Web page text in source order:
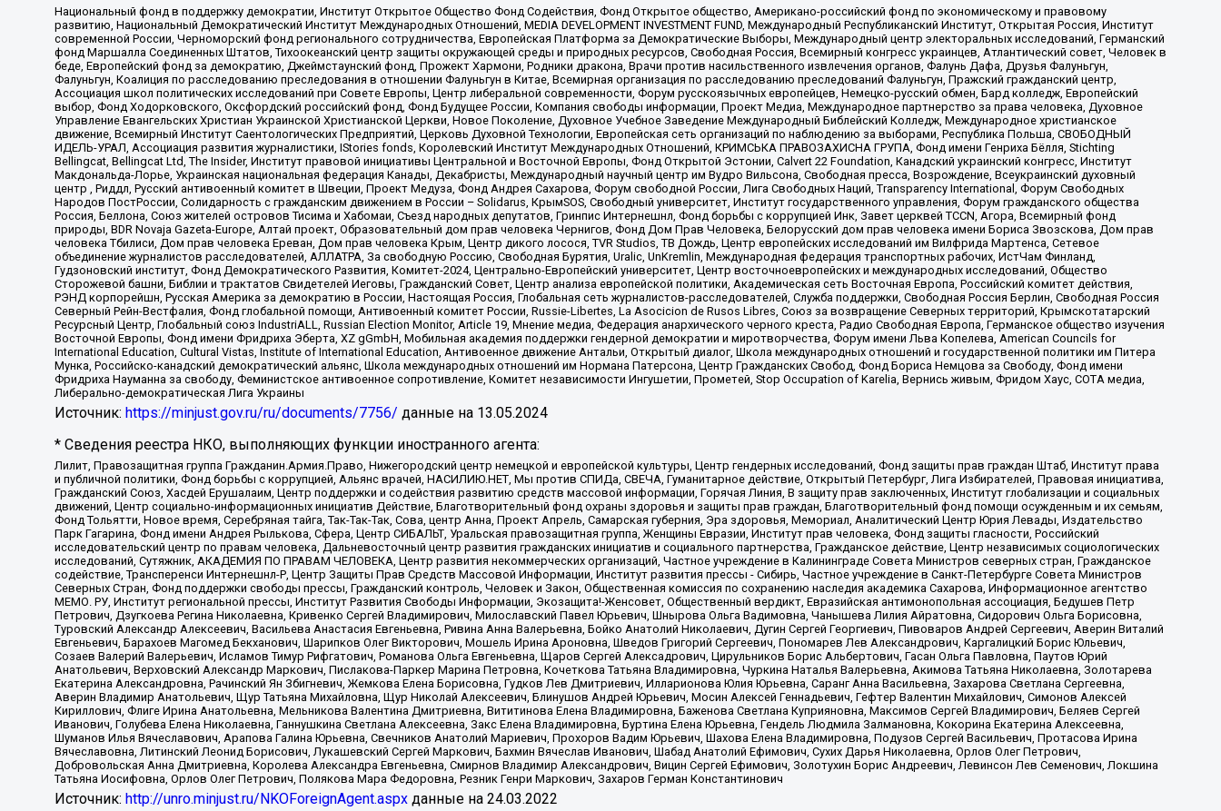
Национальный фонд в поддержку демократии, Институт Открытое Общество Фонд Содействия, Фонд Открытое общество, Американо-российский фонд по экономическому и правовому
развитию, Национальный Демократический Институт Международных Отношений, MEDIA DEVELOPMENT INVESTMENT FUND, Международный Республиканский Институт, Открытая Россия, Институт
современной России, Черноморский фонд регионального сотрудничества, Европейская Платформа за Демократические Выборы, Международный центр электоральных исследований, Германский
фонд Маршалла Соединенных Штатов, Тихоокеанский центр защиты окружающей среды и природных ресурсов, Свободная Россия, Всемирный конгресс украинцев, Атлантический совет, Человек в
беде, Европейский фонд за демократию, Джеймстаунский фонд, Прожект Хармони, Родники дракона, Врачи против насильственного извлечения органов, Фалунь Дафа, Друзья Фалуньгун,
Фалуньгун, Коалиция по расследованию преследования в отношении Фалуньгун в Китае, Всемирная организация по расследованию преследований Фалуньгун, Пражский гражданский центр,
Ассоциация школ политических исследований при Совете Европы, Центр либеральной современности, Форум русскоязычных европейцев, Немецко-русский обмен, Бард колледж, Европейский
выбор, Фонд Ходорковского, Оксфордский российский фонд, Фонд Будущее России, Компания свободы информации, Проект Медиа, Международное партнерство за права человека, Духовное
Управление Евангельских Христиан Украинской Христианской Церкви, Новое Поколение, Духовное Учебное Заведение Международный Библейский Колледж, Международное христианское
движение, Всемирный Институт Саентологических Предприятий, Церковь Духовной Технологии, Европейская сеть организаций по наблюдению за выборами, Республика Польша, СВОБОДНЫЙ
ИДЕЛЬ-УРАЛ, Ассоциация развития журналистики, IStories fonds, Королевский Институт Международных Отношений, КРИМСЬКА ПРАВОЗАХИСНА ГРУПА, Фонд имени Генриха Бёлля, Stichting
Bellingcat, Bellingcat Ltd, The Insider, Институт правовой инициативы Центральной и Восточной Европы, Фонд Открытой Эстонии, Calvert 22 Foundation, Канадский украинский конгресс, Институт
Макдональда-Лорье, Украинская национальная федерация Канады, Декабристы, Международный научный центр им Вудро Вильсона, Свободная пресса, Возрождение, Всеукраинский духовный
центр , Риддл, Русский антивоенный комитет в Швеции, Проект Медуза, Фонд Андрея Сахарова, Форум свободной России, Лига Свободных Наций, Transparеncy International, Форум Свободных
Народов ПостРоссии, Солидарность с гражданским движением в России – Solidarus, КрымSOS, Свободный университет, Институт государственного управления, Форум гражданского общества
Россия, Беллона, Союз жителей островов Тисима и Хабомаи, Съезд народных депутатов, Гринпис Интернешнл, Фонд борьбы с коррупцией Инк, Завет церквей TCCN, Агора, Всемирный фонд
природы, BDR Novaja Gazeta-Europe, Алтай проект, Образовательный дом прав человека Чернигов, Фонд Дом Прав Человека, Белорусский дом прав человека имени Бориса Звозскова, Дом прав
человека Тбилиси, Дом прав человека Ереван, Дом прав человека Крым, Центр дикого лосося, TVR Studios, ТВ Дождь, Центр европейских исследований им Вилфрида Мартенса, Сетевое
объединение журналистов расследователей, АЛЛАТРА, За свободную Россию, Свободная Бурятия, Uralic, UnKremlin, Международная федерация транспортных рабочих, ИстЧам Финланд,
Гудзоновский институт, Фонд Демократического Развития, Комитет-2024, Центрально-Европейский университет, Центр восточноевропейских и международных исследований, Общество
Сторожевой башни, Библии и трактатов Свидетелей Иеговы, Гражданский Совет, Центр анализа европейской политики, Академическая сеть Восточная Европа, Российский комитет действия,
РЭНД корпорейшн, Русская Америка за демократию в России, Настоящая Россия, Глобальная сеть журналистов-расследователей, Служба поддержки, Свободная Россия Берлин, Свободная Россия
Северный Рейн-Вестфалия, Фонд глобальной помощи, Антивоенный комитет России, Russie-Libertes, La Asocicion de Rusos Libres, Союз за возвращение Северных территорий, Крымскотатарский
Ресурсный Центр, Глобальный союз IndustriALL, Russian Election Monitor, Article 19, Мнение медиа, Федерация анархического черного креста, Радио Свободная Европа, Германское общество изучения
Восточной Европы, Фонд имени Фридриха Эберта, XZ gGmbH, Мобильная академия поддержки гендерной демократии и миротворчества, Форум имени Льва Копелева, American Councils for
International Education, Cultural Vistas, Institute of International Education, Антивоенное движение Антальи, Открытый диалог, Школа международных отношений и государственной политики им Питера
Мунка, Российско-канадский демократический альянс, Школа международных отношений им Нормана Патерсона, Центр Гражданских Свобод, Фонд Бориса Немцова за Свободу, Фонд имени
Фридриха Науманна за свободу, Феминистское антивоенное сопротивление, Комитет независимости Ингушетии, Прометей, Stop Occupation of Karelia, Вернись живым, Фридом Хаус, СОТА медиа,
Либерально-демократическая Лига Украины
Источник: https://minjust.gov.ru/ru/documents/7756/ данные на 13.05.2024
* Сведения реестра НКО, выполняющих функции иностранного агента:
Лилит, Правозащитная группа Гражданин.Армия.Право, Нижегородский центр немецкой и европейской культуры, Центр гендерных исследований, Фонд защиты прав граждан Штаб, Институт права
и публичной политики, Фонд борьбы с коррупцией, Альянс врачей, НАСИЛИЮ.НЕТ, Мы против СПИДа, СВЕЧА, Гуманитарное действие, Открытый Петербург, Лига Избирателей, Правовая инициатива,
Гражданский Союз, Хасдей Ерушалаим, Центр поддержки и содействия развитию средств массовой информации, Горячая Линия, В защиту прав заключенных, Институт глобализации и социальных
движений, Центр социально-информационных инициатив Действие, Благотворительный фонд охраны здоровья и защиты прав граждан, Благотворительный фонд помощи осужденным и их семьям,
Фонд Тольятти, Новое время, Серебряная тайга, Так-Так-Так, Сова, центр Анна, Проект Апрель, Самарская губерния, Эра здоровья, Мемориал, Аналитический Центр Юрия Левады, Издательство
Парк Гагарина, Фонд имени Андрея Рылькова, Сфера, Центр СИБАЛЬТ, Уральская правозащитная группа, Женщины Евразии, Институт прав человека, Фонд защиты гласности, Российский
исследовательский центр по правам человека, Дальневосточный центр развития гражданских инициатив и социального партнерства, Гражданское действие, Центр независимых социологических
исследований, Сутяжник, АКАДЕМИЯ ПО ПРАВАМ ЧЕЛОВЕКА, Центр развития некоммерческих организаций, Частное учреждение в Калининграде Совета Министров северных стран, Гражданское
содействие, Трансперенси Интернешнл-Р, Центр Защиты Прав Средств Массовой Информации, Институт развития прессы - Сибирь, Частное учреждение в Санкт-Петербурге Совета Министров
Северных Стран, Фонд поддержки свободы прессы, Гражданский контроль, Человек и Закон, Общественная комиссия по сохранению наследия академика Сахарова, Информационное агентство
МЕМО. РУ, Институт региональной прессы, Институт Развития Свободы Информации, Экозащита!-Женсовет, Общественный вердикт, Евразийская антимонопольная ассоциация, Бедушев Петр
Петрович, Дзугкоева Регина Николаевна, Кривенко Сергей Владимирович, Милославский Павел Юрьевич, Шнырова Ольга Вадимовна, Чанышева Лилия Айратовна, Сидорович Ольга Борисовна,
Туровский Александр Алексеевич, Васильева Анастасия Евгеньевна, Ривина Анна Валерьевна, Бойко Анатолий Николаевич, Дугин Сергей Георгиевич, Пивоваров Андрей Сергеевич, Аверин Виталий
Евгеньевич, Барахоев Магомед Бекханович, Шарипков Олег Викторович, Мошель Ирина Ароновна, Шведов Григорий Сергеевич, Пономарев Лев Александрович, Каргалицкий Борис Юльевич,
Созаев Валерий Валерьевич, Исламов Тимур Рифгатович, Романова Ольга Евгеньевна, Щаров Сергей Алексадрович, Цирульников Борис Альбертович, Гасан Ольга Павловна, Паутов Юрий
Анатольевич, Верховский Александр Маркович, Пислакова-Паркер Марина Петровна, Кочеткова Татьяна Владимировна, Чуркина Наталья Валерьевна, Акимова Татьяна Николаевна, Золотарева
Екатерина Александровна, Рачинский Ян Збигневич, Жемкова Елена Борисовна, Гудков Лев Дмитриевич, Илларионова Юлия Юрьевна, Саранг Анна Васильевна, Захарова Светлана Сергеевна,
Аверин Владимир Анатольевич, Щур Татьяна Михайловна, Щур Николай Алексеевич, Блинушов Андрей Юрьевич, Мосин Алексей Геннадьевич, Гефтер Валентин Михайлович, Симонов Алексей
Кириллович, Флиге Ирина Анатольевна, Мельникова Валентина Дмитриевна, Вититинова Елена Владимировна, Баженова Светлана Куприяновна, Максимов Сергей Владимирович, Беляев Сергей
Иванович, Голубева Елена Николаевна, Ганнушкина Светлана Алексеевна, Закс Елена Владимировна, Буртина Елена Юрьевна, Гендель Людмила Залмановна, Кокорина Екатерина Алексеевна,
Шуманов Илья Вячеславович, Арапова Галина Юрьевна, Свечников Анатолий Мариевич, Прохоров Вадим Юрьевич, Шахова Елена Владимировна, Подузов Сергей Васильевич, Протасова Ирина
Вячеславовна, Литинский Леонид Борисович, Лукашевский Сергей Маркович, Бахмин Вячеслав Иванович, Шабад Анатолий Ефимович, Сухих Дарья Николаевна, Орлов Олег Петрович,
Добровольская Анна Дмитриевна, Королева Александра Евгеньевна, Смирнов Владимир Александрович, Вицин Сергей Ефимович, Золотухин Борис Андреевич, Левинсон Лев Семенович, Локшина
Татьяна Иосифовна, Орлов Олег Петрович, Полякова Мара Федоровна, Резник Генри Маркович, Захаров Герман Константинович
Источник: http://unro.minjust.ru/NKOForeignAgent.aspx данные на 24.03.2022